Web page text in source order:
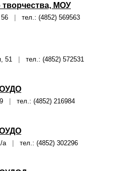
творчества, МОУ
56 тел.: (4852) 569563
51 тел.: (4852) 572531
тел.: (4852) 216984
а тел.: (4852) 302296